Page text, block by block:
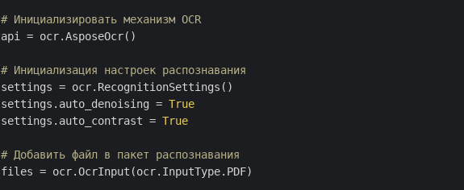
# Инициализировать механизм OCR
api = ocr.AsposeOcr()
# Инициализация настроек распознавания
settings = ocr.RecognitionSettings()
settings.auto_denoising = True
settings.auto_contrast = True
# Добавить файл в пакет распознавания
files = ocr.OcrInput(ocr.InputType.PDF)